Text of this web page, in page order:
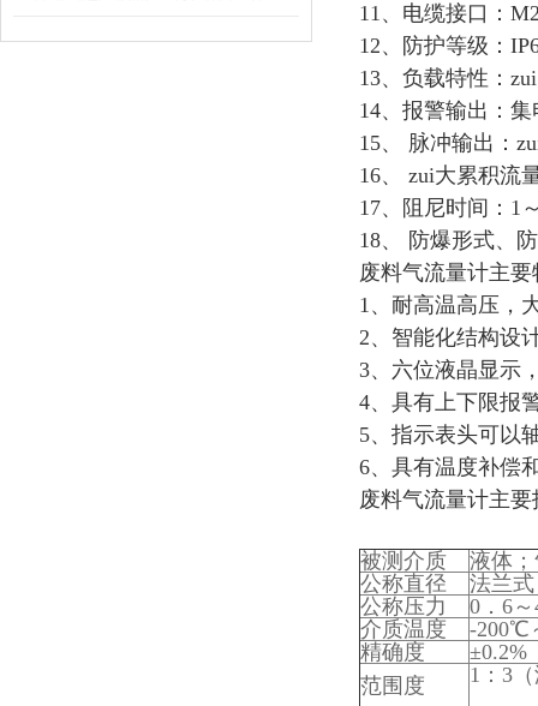
11、电缆接口：
12、防护等级：
13、负载特性：
14、报警输出：
15、 脉冲输出：
16、 zui大累积流
17、阻尼时间：1
18、 防爆形式、
废料气流量计主要
1、耐高温高压，
2、智能化结构设
3、六位液晶显示
4、具有上下限报
5、指示表头可以
6、具有温度补偿
废料气流量计主
被测介质
液体
公称直径
法兰式
公称压力
0．6～
介质温度
-200℃
精确度
±0.2%
范围度
1：3